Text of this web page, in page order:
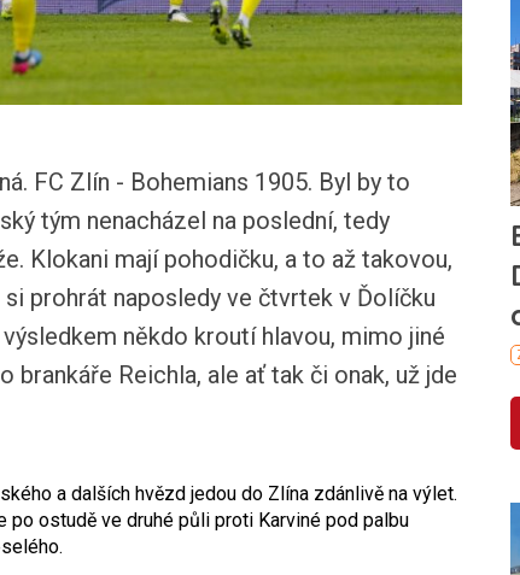
FC Zlín - Bohemians 1905. Byl by to
tým nenacházel na poslední, tedy
Klokani mají pohodičku, a to až takovou,
prohrát naposledy ve čtvrtek v Ďolíčku
někdo kroutí hlavou, mimo jiné
brankáře Reichla, ale ať tak či onak, už jde
a dalších hvězd jedou do Zlína zdánlivě na výlet.
po ostudě ve druhé půli proti Karviné pod palbu